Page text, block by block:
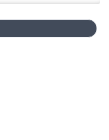
programa con una